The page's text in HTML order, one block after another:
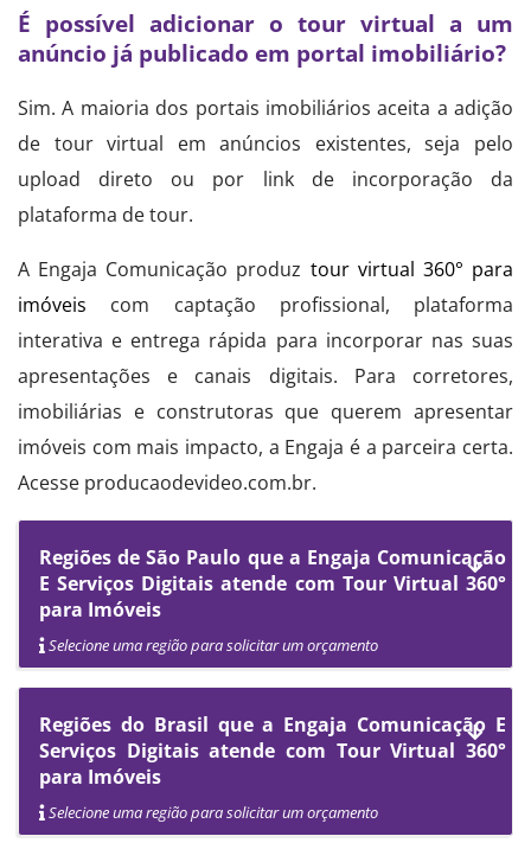
É possível adicionar o tour virtual a um
anúncio já publicado em portal imobiliário?
Sim. A maioria dos portais imobiliários aceita a adição
de tour virtual em anúncios existentes, seja pelo
upload direto ou por link de incorporação da
plataforma de tour.
A Engaja Comunicação produz tour virtual 360° para
imóveis com captação profissional, plataforma
interativa e entrega rápida para incorporar nas suas
apresentações e canais digitais. Para corretores,
imobiliárias e construtoras que querem apresentar
imóveis com mais impacto, a Engaja é a parceira certa.
Acesse producaodevideo.com.br.
Regiões de São Paulo que a Engaja Comunicação
E Serviços Digitais atende com Tour Virtual 360°
para Imóveis
Selecione uma região para solicitar um orçamento
Regiões do Brasil que a Engaja Comunicação E
Serviços Digitais atende com Tour Virtual 360°
para Imóveis
Selecione uma região para solicitar um orçamento